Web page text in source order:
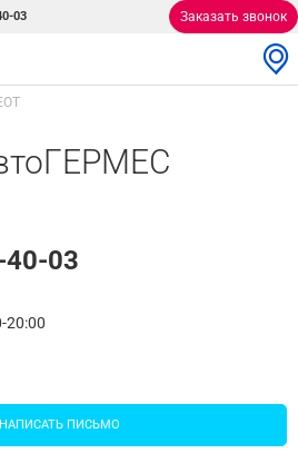
03 Заказать звонок
40-03
20:00
НАПИСАТЬ ПИСЬМО